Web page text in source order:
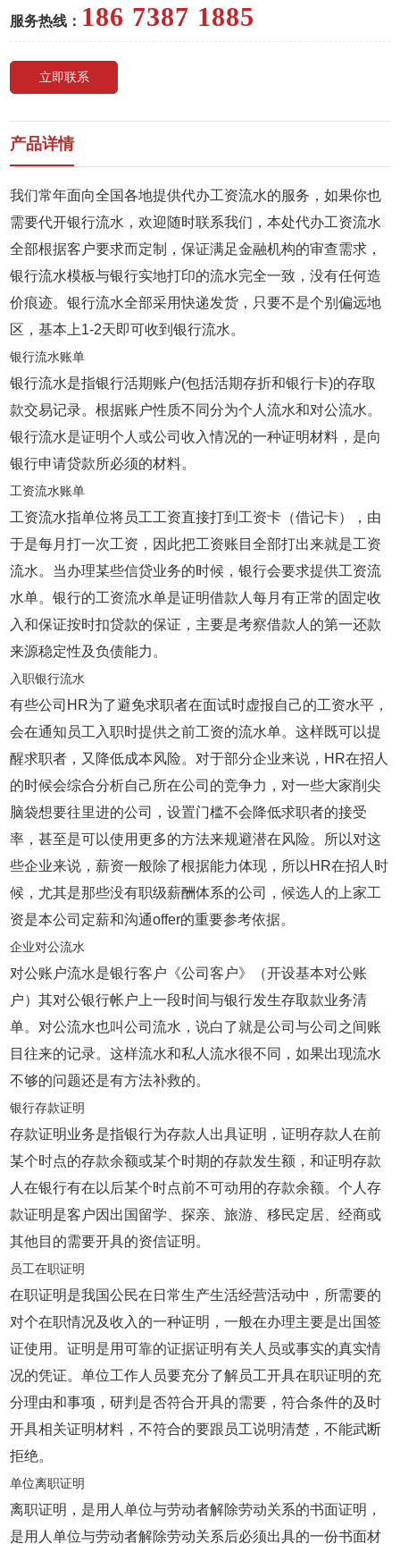
服务热线： 186 7387 1885
立即联系
产品详情
我们常年面向全国各地提供代办工资流水的服务，如果你也
需要代开银行流水，欢迎随时联系我们，本处代办工资流水
全部根据客户要求而定制，保证满足金融机构的审查需求，
银行流水模板与银行实地打印的流水完全一致，没有任何造
价痕迹。银行流水全部采用快递发货，只要不是个别偏远地
区，基本上1-2天即可收到银行流水。
银行流水账单
银行流水是指银行活期账户(包括活期存折和银行卡)的存取
款交易记录。根据账户性质不同分为个人流水和对公流水。
银行流水是证明个人或公司收入情况的一种证明材料，是向
银行申请贷款所必须的材料。
工资流水账单
工资流水指单位将员工工资直接打到工资卡（借记卡），由
于是每月打一次工资，因此把工资账目全部打出来就是工资
流水。当办理某些信贷业务的时候，银行会要求提供工资流
水单。银行的工资流水单是证明借款人每月有正常的固定收
入和保证按时扣贷款的保证，主要是考察借款人的第一还款
来源稳定性及负债能力。
入职银行流水
有些公司HR为了避免求职者在面试时虚报自己的工资水平，
会在通知员工入职时提供之前工资的流水单。这样既可以提
醒求职者，又降低成本风险。对于部分企业来说，HR在招人
的时候会综合分析自己所在公司的竞争力，对一些大家削尖
脑袋想要往里进的公司，设置门槛不会降低求职者的接受
率，甚至是可以使用更多的方法来规避潜在风险。所以对这
些企业来说，薪资一般除了根据能力体现，所以HR在招人时
候，尤其是那些没有职级薪酬体系的公司，候选人的上家工
资是本公司定薪和沟通offer的重要参考依据。
企业对公流水
对公账户流水是银行客户《公司客户》（开设基本对公账
户）其对公银行帐户上一段时间与银行发生存取款业务清
单。对公流水也叫公司流水，说白了就是公司与公司之间账
目往来的记录。这样流水和私人流水很不同，如果出现流水
不够的问题还是有方法补救的。
银行存款证明
存款证明业务是指银行为存款人出具证明，证明存款人在前
某个时点的存款余额或某个时期的存款发生额，和证明存款
人在银行有在以后某个时点前不可动用的存款余额。个人存
款证明是客户因出国留学、探亲、旅游、移民定居、经商或
其他目的需要开具的资信证明。
员工在职证明
在职证明是我国公民在日常生产生活经营活动中，所需要的
对个在职情况及收入的一种证明，一般在办理主要是出国签
证使用。证明是用可靠的证据证明有关人员或事实的真实情
况的凭证。单位工作人员要充分了解员工开具在职证明的充
分理由和事项，研判是否符合开具的需要，符合条件的及时
开具相关证明材料，不符合的要跟员工说明清楚，不能武断
拒绝。
单位离职证明
离职证明，是用人单位与劳动者解除劳动关系的书面证明，
是用人单位与劳动者解除劳动关系后必须出具的一份书面材